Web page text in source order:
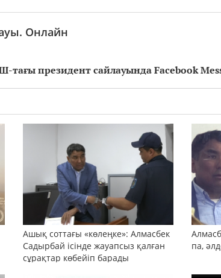
тағы президент сайлауында Facebook
Онлайн
Ашық соттағы «көлеңке»: Алмасбек
Садырбай ісінде жауапсыз қалған
сұрақтар көбейіп барады
па,